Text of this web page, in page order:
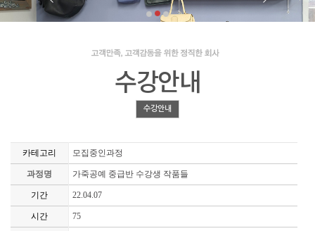
수강안내
수강안내
카테고리 모집중인과정
과정명 가죽공예 중급반 수강생 작품들
기간 22.04.07
시간 75